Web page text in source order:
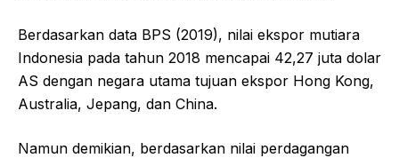
Berdasarkan data BPS (2019), nilai ekspor mutiara
Indonesia pada tahun 2018 mencapai 42,27 juta dolar
AS dengan negara utama tujuan ekspor Hong Kong,
Australia, Jepang, dan China.
Namun demikian, berdasarkan nilai perdagangan